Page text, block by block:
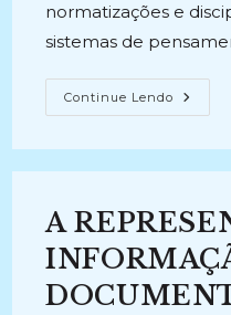
normatizações e
sistemas de
Continue Lendo
E
(2012)
A